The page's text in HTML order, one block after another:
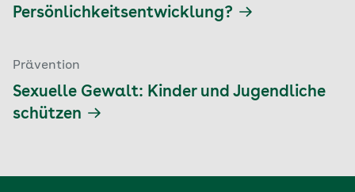
Persönlichkeitsentwicklung?
Prävention
Sexuelle Gewalt: Kinder und Jugendliche
schützen